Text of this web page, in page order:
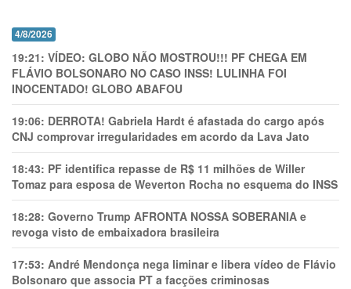
4/8/2026
19:21: VÍDEO: GLOBO NÃO MOSTROU!!! PF CHEGA EM
FLÁVIO BOLSONARO NO CASO INSS! LULINHA FOI
INOCENTADO! GLOBO ABAFOU
19:06: DERROTA! Gabriela Hardt é afastada do cargo após
CNJ comprovar irregularidades em acordo da Lava Jato
18:43: PF identifica repasse de R$ 11 milhões de Willer
Tomaz para esposa de Weverton Rocha no esquema do INSS
18:28: Governo Trump AFRONTA NOSSA SOBERANIA e
revoga visto de embaixadora brasileira
17:53: André Mendonça nega liminar e libera vídeo de Flávio
Bolsonaro que associa PT a facções criminosas